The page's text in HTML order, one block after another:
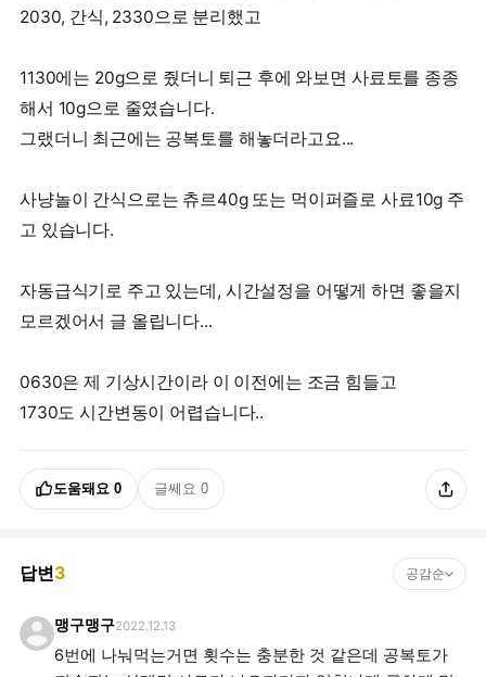
2030, 간식, 2330으로 분리했고
1130에는 20g으로 줬더니 퇴근 후에 와보면 사료토를 종종
해서 10g으로 줄였습니다.
그랬더니 최근에는 공복토를 해놓더라고요...
사냥놀이 간식으로는 츄르40g 또는 먹이퍼즐로 사료10g 주
고 있습니다.
자동급식기로 주고 있는데, 시간설정을 어떻게 하면 좋을지
모르겠어서 글 올립니다...
0630은 제 기상시간이라 이 이전에는 조금 힘들고
1730도 시간변동이 어렵습니다..
도움돼요 0 글쎄요 0
답변3 공감순
맹구맹구2022.12.13
6번에 나눠먹는거면 횟수는 충분한 것 같은데 공복토가